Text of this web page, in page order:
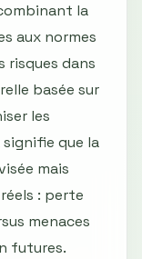
la
aux normes
risques dans
basée sur
les
que la
mais
: perte
menaces
futures.